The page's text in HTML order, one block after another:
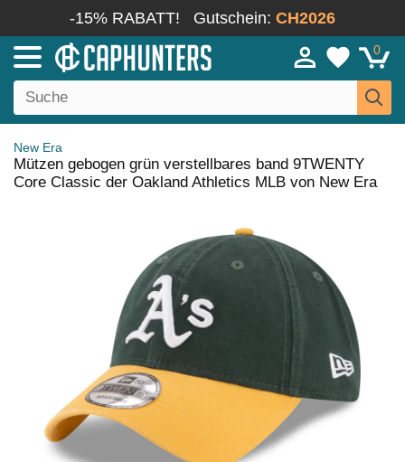
-15% RABATT! Gutschein: CH2026
0
New Era
Mützen gebogen grün verstellbares band 9TWENTY
Core Classic der Oakland Athletics MLB von New Era